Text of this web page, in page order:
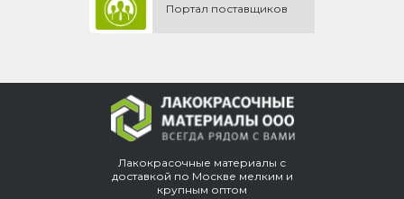
Портал поставщиков
Лакокрасочные материалы с
доставкой по Москве мелким и
крупным оптом